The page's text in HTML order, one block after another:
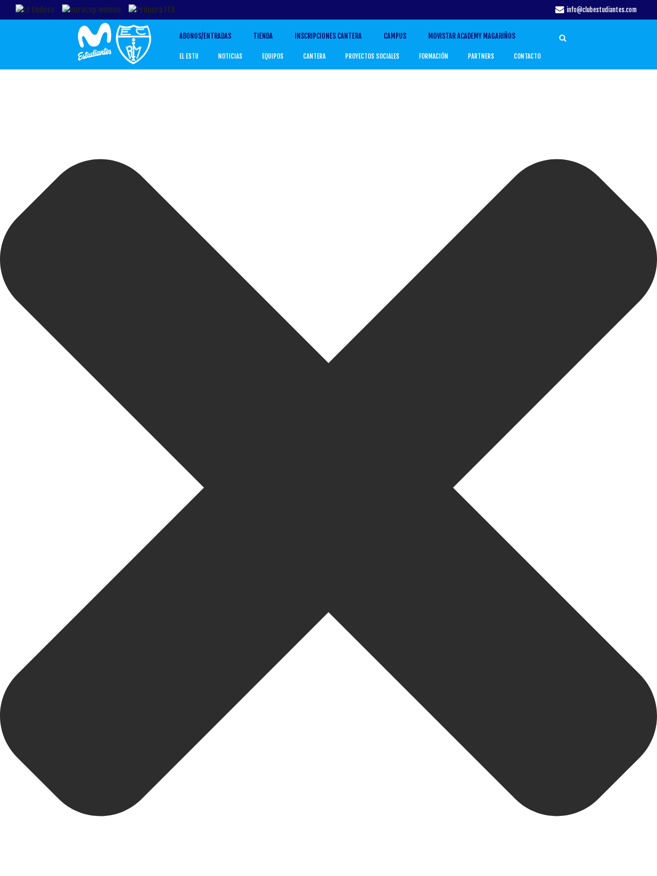
Gestionar el Consentimiento de las Cookies info@clubestudiantes.com
ABONOS/ENTRADAS TIENDA INSCRIPCIONES CANTERA CAMPUS MOVISTAR ACADEMY MAGARIÑOS
EL ESTU NOTICIAS EQUIPOS CANTERA PROYECTOS SOCIALES FORMACIÓN PARTNERS CONTACTO